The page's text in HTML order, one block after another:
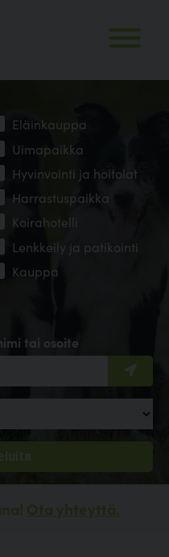
tai osoite
Eläinkauppa
Uimapaikka
Hyvinvointi ja hoitolat
Harrastuspaikka
Koirahotelli
Lenkkeily ja patikointi
Kauppa
Ota yhteyttä.